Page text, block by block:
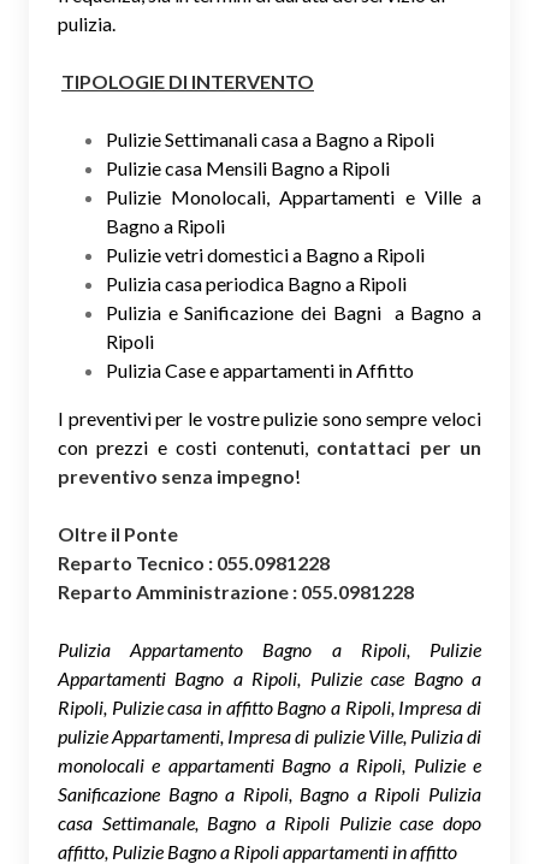
pulizia.
TIPOLOGIE DI INTERVENTO
Pulizie Settimanali casa a Bagno a Ripoli
Pulizie casa Mensili Bagno a Ripoli
Pulizie Monolocali, Appartamenti e Ville a
Bagno a Ripoli
Pulizie vetri domestici a Bagno a Ripoli
Pulizia casa periodica Bagno a Ripoli
Pulizia e Sanificazione dei Bagni a Bagno a
Ripoli
Pulizia Case e appartamenti in Affitto
I preventivi per le vostre pulizie sono sempre veloci
con prezzi e costi contenuti, contattaci per un
preventivo senza impegno!
Oltre il Ponte
Reparto Tecnico : 055.0981228
Reparto Amministrazione : 055.0981228
Pulizia Appartamento Bagno a Ripoli, Pulizie
Appartamenti Bagno a Ripoli, Pulizie case Bagno a
Ripoli, Pulizie casa in affitto Bagno a Ripoli, Impresa di
pulizie Appartamenti, Impresa di pulizie Ville, Pulizia di
monolocali e appartamenti Bagno a Ripoli, Pulizie e
Sanificazione Bagno a Ripoli, Bagno a Ripoli Pulizia
casa Settimanale, Bagno a Ripoli Pulizie case dopo
affitto, Pulizie Bagno a Ripoli appartamenti in affitto